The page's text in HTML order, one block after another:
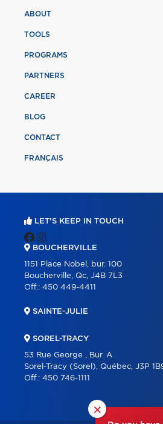
×
ABOUT
TOOLS
PROGRAMS
PARTNERS
CAREER
BLOG
CONTACT
FRANÇAIS
LET'S KEEP IN TOUCH
BOUCHERVILLE
1151 Place Nobel, bur. 100
Boucherville, Qc, J4B 7L3
Off.: 450 449-4411
SAINTE-JULIE
SOREL-TRACY
53 Rue George , Bur. A
Sorel-Tracy (Sorel), Québec, J3P
Off.: 450 746-1111